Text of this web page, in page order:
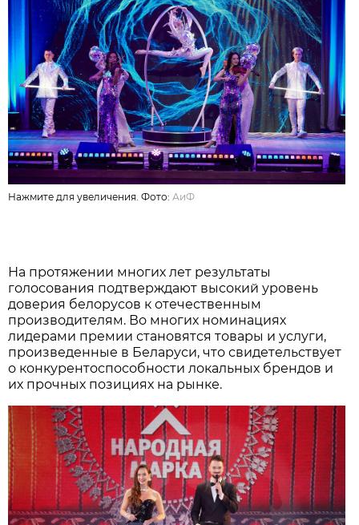
Нажмите для увеличения. Фото:АиФ
На протяжении многих лет результаты
голосования подтверждают высокий уровень
доверия белорусов к отечественным
производителям. Во многих номинациях
лидерами премии становятся товары и услуги,
произведенные в Беларуси, что свидетельствует
о конкурентоспособности локальных брендов и
их прочных позициях на рынке.